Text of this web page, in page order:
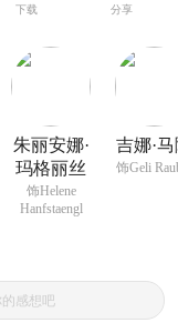
世界大战。
下载 分享
朱丽安娜·
玛格丽丝
饰Helene
Hanfstaengl
吉娜·
饰Geli